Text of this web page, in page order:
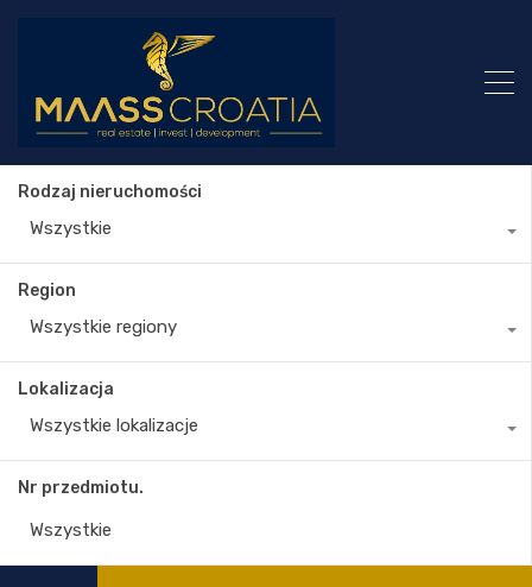
Rodzaj nieruchomości
Wszystkie
Region
Wszystkie regiony
Lokalizacja
Wszystkie lokalizacje
Nr przedmiotu.